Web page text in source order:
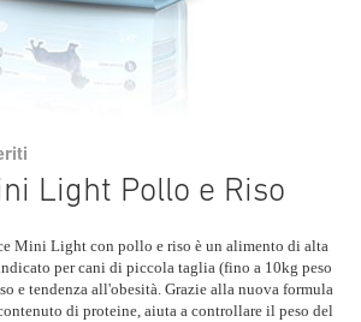
Light Pollo e Riso
Mini Light con pollo e riso è un alimento di alta
per cani di piccola taglia (fino a 10kg peso
e tendenza all'obesità. Grazie alla nuova formula
di proteine, aiuta a controllare il peso del
all'inizio
galleria
di
immagini